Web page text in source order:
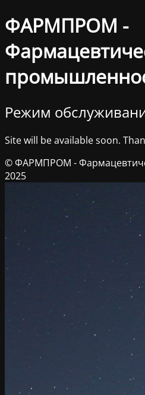
ФАРМПРОМ -
Режим
Site will be available soon.
© ФАРМПРОМ -
2025